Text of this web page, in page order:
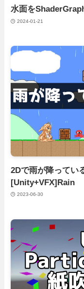
水面を
2024-01-21
2Dで雨が降ってい
[Unity+VFX]Rain
2023-06-30